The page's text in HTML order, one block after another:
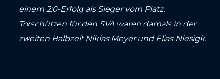
einem 2:0-Erfolg als Sieger vom Platz.
Torschützen für den SVA waren damals in der
zweiten Halbzeit Niklas Meyer und Elias Niesigk.